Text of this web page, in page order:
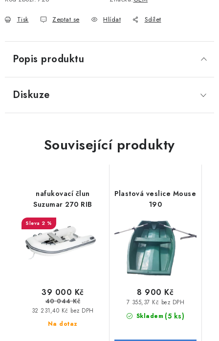
ZNAČKY
Doprava a platba Servis
Reklamace
Obchodní podmínky
Podmínky ochrany osobních údajů
Tisk Zeptat se Hlídat Sdílet
Popis produktu
Diskuze
Související produkty
nafukovací člun
Suzumar 270 RIB
2 %
Na dotaz
32 231,40 Kč bez DPH
39 000 Kč
40 044 Kč
Plastová veslice Mouse
190
Skladem (5 ks)
7 355,37 Kč bez DPH
8 900 Kč